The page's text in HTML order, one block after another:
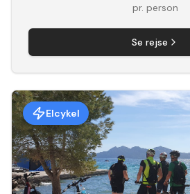
pr. person
Se rejse
Elcykel